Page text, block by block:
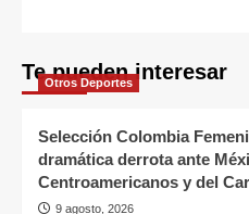
Te pueden interesar
Otros Deportes
Selección Colombia
dramática derrota ante
Centroamericanos y del
9 agosto, 2026